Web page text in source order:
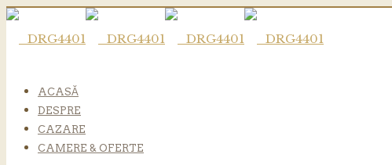
ACASĂ
DESPRE
CAZARE
CAMERE & OFERTE